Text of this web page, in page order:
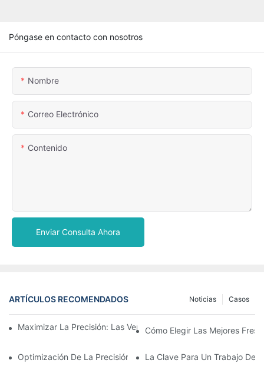
Póngase en contacto con nosotros
Nombre
Correo Electrónico
Contenido
Enviar Consulta Ahora
ARTÍCULOS RECOMENDADOS Casos
Noticias
Maximizar La Precisión: Las Ventajas De Usar Fresas De
Cómo Elegir Las Mejores
Optimización De La Precisión Y La Eficiencia Con Fresas CAD
La Clave Para Un Trabajo